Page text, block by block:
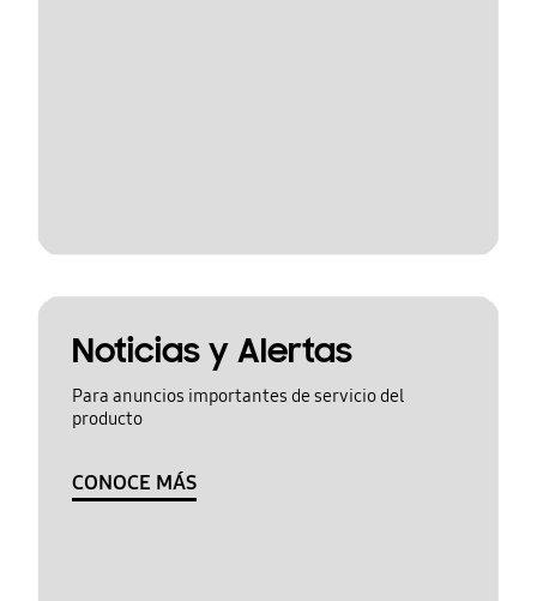
Noticias y Alertas
Para anuncios importantes de servicio del
producto
CONOCE MÁS